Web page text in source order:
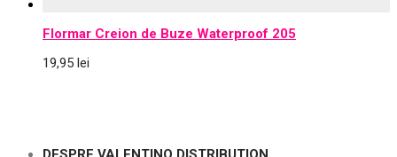
Flormar Creion de Buze Waterproof 205
19,95 lei